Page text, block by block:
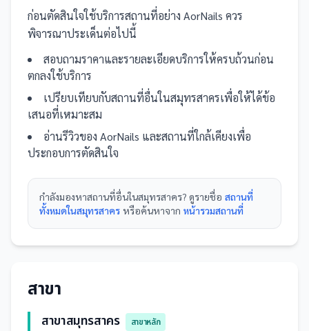
ก่อนตัดสินใจใช้บริการสถานที่อย่าง AorNails ควร
พิจารณาประเด็นต่อไปนี้
สอบถามราคาและรายละเอียดบริการให้ครบถ้วนก่อน
ตกลงใช้บริการ
เปรียบเทียบกับสถานที่อื่นในสมุทรสาครเพื่อให้ได้ข้อ
เสนอที่เหมาะสม
อ่านรีวิวของ AorNails และสถานที่ใกล้เคียงเพื่อ
ประกอบการตัดสินใจ
กำลังมองหาสถานที่อื่นในสมุทรสาคร? ดูรายชื่อ สถานที่
ทั้งหมดในสมุทรสาคร หรือค้นหาจาก หน้ารวมสถานที่
สาขา
สาขาสมุทรสาคร
สาขาหลัก